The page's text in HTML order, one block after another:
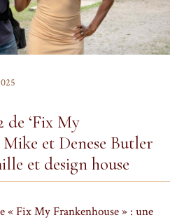
de ‘Fix My
Mike et Denese Butler
et design house
« Fix My Frankenhouse » : une